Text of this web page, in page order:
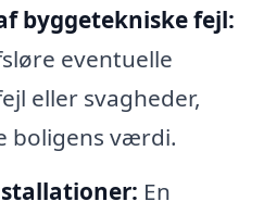
byggetekniske fejl:
eventuelle
eller svagheder,
boligens værdi.
En